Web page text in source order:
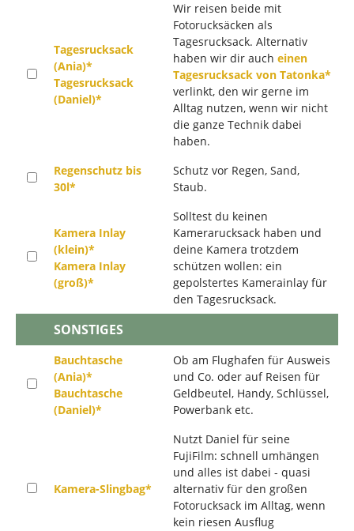
Tagesrucksack
(Ania)*
Tagesrucksack
(Daniel)*
Wir reisen beide mit
Fotorucksäcken als
Tagesrucksack. Alternativ
haben wir dir auch einen
Tagesrucksack von Tatonka*
verlinkt, den wir gerne im
Alltag nutzen, wenn wir nicht
die ganze Technik dabei
haben.
Regenschutz bis
30l*
Schutz vor Regen, Sand,
Staub.
Kamera Inlay
(klein)*
Kamera Inlay
(groß)*
Solltest du keinen
Kamerarucksack haben und
deine Kamera trotzdem
schützen wollen: ein
gepolstertes Kamerainlay für
den Tagesrucksack.
SONSTIGES
Bauchtasche
(Ania)*
Bauchtasche
(Daniel)*
Ob am Flughafen für Ausweis
und Co. oder auf Reisen für
Geldbeutel, Handy, Schlüssel,
Powerbank etc.
Kamera-Slingbag*
Nutzt Daniel für seine
FujiFilm: schnell umhängen
und alles ist dabei - quasi
alternativ für den großen
Fotorucksack im Alltag, wenn
kein riesen Ausflug